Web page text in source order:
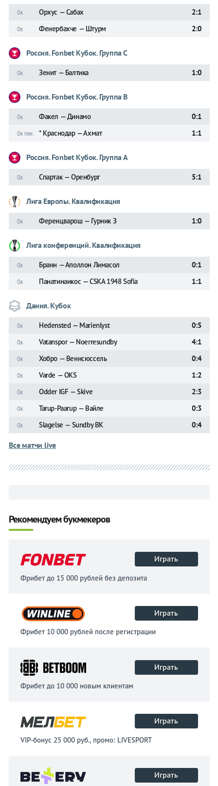
Ок Орхус — Сабах 2:1
Ок Фенербахче — Штурм 2:0
Россия. Fonbet Кубок. Группа C
Ок Зенит — Балтика 1:0
Россия. Fonbet Кубок. Группа B
Ок Факел — Динамо 0:1
Ок пен. * Краснодар — Ахмат 1:1
Россия. Fonbet Кубок. Группа A
Ок Спартак — Оренбург 5:1
Лига Европы. Квалификация
Ок Ференцварош — Гурник З 1:0
Лига конференций. Квалификация
Ок Бранн — Аполлон Лимасол 0:1
Ок Панатинаикос — CSKA 1948 Sofia 1:1
Дания. Кубок
Ок Hedensted — Marienlyst 0:5
Ок Vatanspor — Noerresundby 4:1
Ок Хобро — Веннсюссель 0:4
Ок Varde — OKS 1:2
Ок Odder IGF — Skive 2:3
Ок Tarup-Paarup — Вайле 0:3
Ок Slagelse — Sundby BK 0:4
Все матчи live
Рекомендуем букмекеров
Играть
Фрибет до 15 000 рублей без депозита
Играть
Фрибет 10 000 рублей после регистрации
Играть
Фрибет до 10 000 новым клиентам
Играть
VIP-бонус 25 000 руб., промо: LIVESPORT
Играть